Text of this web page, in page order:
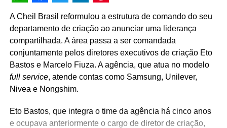
WhatsApp
Facebook
Twitter
LinkedIn
Pinterest
A Cheil Brasil reformulou a estrutura de comando do seu
departamento de criação ao anunciar uma liderança
compartilhada. A área passa a ser comandada
conjuntamente pelos diretores executivos de criação Eto
Bastos e Marcelo Fiuza. A agência, que atua no modelo
full service, atende contas como Samsung, Unilever,
Nivea e Nongshim.
Eto Bastos, que integra o time da agência há cinco anos
e ocupava anteriormente o cargo de diretor de criação,